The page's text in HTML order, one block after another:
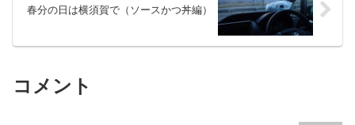
春分の日は横須賀で（ソースかつ丼編）
コメント